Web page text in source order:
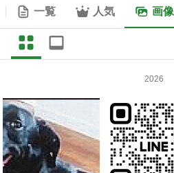
一覧 人気 画像
2026